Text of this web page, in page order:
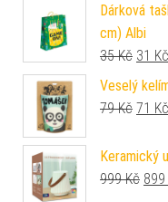
Dárková
cm) Albi
35Kč 31 Kč
Veselý
79Kč 71 Kč
Keramický
999Kč 899